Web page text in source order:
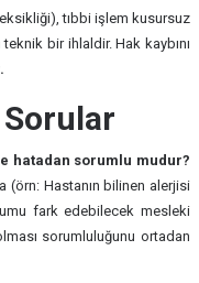
tıbbi işlem kusursuz
bir ihlaldir. Hak kaybını
Sorular
hatadan sorumlu mudur?
(örn: Hastanın bilinen alerjisi
fark edebilecek mesleki
sorumluluğunu ortadan